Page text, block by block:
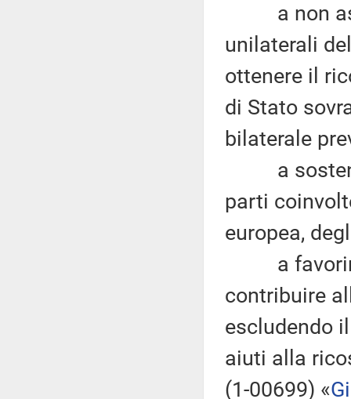
a non
unilaterali
ottenere il
di Stato
bilaterale
a
parti
europea,
a favorire
contribuire
escludendo
aiuti alla
(1-00699) «